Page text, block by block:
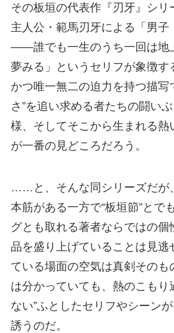
その板垣の代表作『刃牙』シリ
主人公・範馬刃牙による「男子
――誰でも一生のうち一回は地
夢みる」というセリフが象徴す
かつ唯一無二の迫力を持つ描写
さ”を追い求める者たちの闘い
様、そしてそこから生まれる熱
が一番の見どころだろう。
……と、そんな同シリーズだが
本筋がある一方で“板垣節”とで
グとも取れる著者ならではの個
品を盛り上げていることは見逃
ている場面の空気は真剣そのも
は分かっていても、熱のこもり
ない”ふとしたセリフやシーン
誘うのだ。